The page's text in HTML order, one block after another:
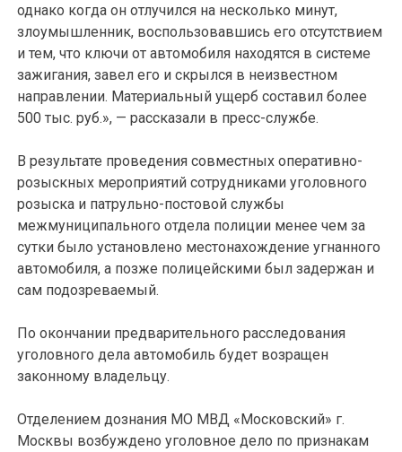
однако когда он отлучился на несколько минут,
злоумышленник, воспользовавшись его отсутствием
и тем, что ключи от автомобиля находятся в системе
зажигания, завел его и скрылся в неизвестном
направлении. Материальный ущерб составил более
500 тыс. руб.», — рассказали в пресс-службе.
В результате проведения совместных оперативно-
розыскных мероприятий сотрудниками уголовного
розыска и патрульно-постовой службы
межмуниципального отдела полиции менее чем за
сутки было установлено местонахождение угнанного
автомобиля, а позже полицейскими был задержан и
сам подозреваемый.
По окончании предварительного расследования
уголовного дела автомобиль будет возращен
законному владельцу.
Отделением дознания МО МВД «Московский» г.
Москвы возбуждено уголовное дело по признакам